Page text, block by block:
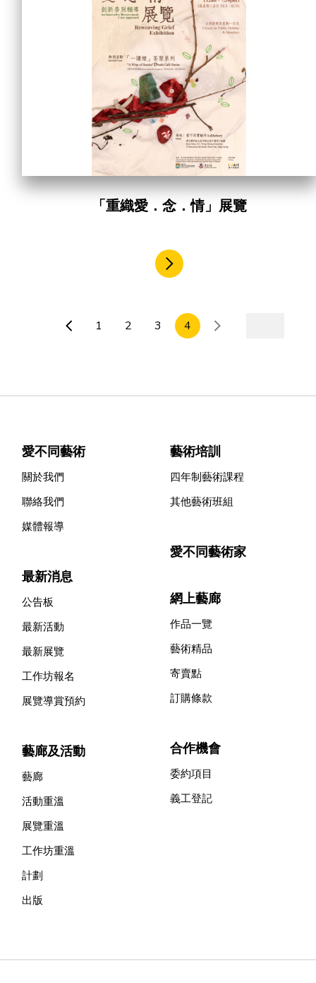
「重織愛．念．情」展覽
1 2 3 4
愛不同藝術
關於我們
聯絡我們
媒體報導
最新消息
公告板
最新活動
最新展覽
工作坊報名
展覽導賞預約
藝廊及活動
藝廊
活動重溫
展覽重溫
工作坊重溫
計劃
出版
藝術培訓
四年制藝術課程
其他藝術班組
愛不同藝術家
網上藝廊
作品一覽
藝術精品
寄賣點
訂購條款
合作機會
委約項目
義工登記